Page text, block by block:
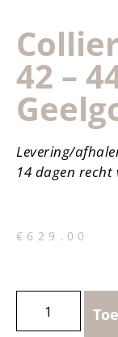
42 –
Levering/
14 dagen
€ 629.00